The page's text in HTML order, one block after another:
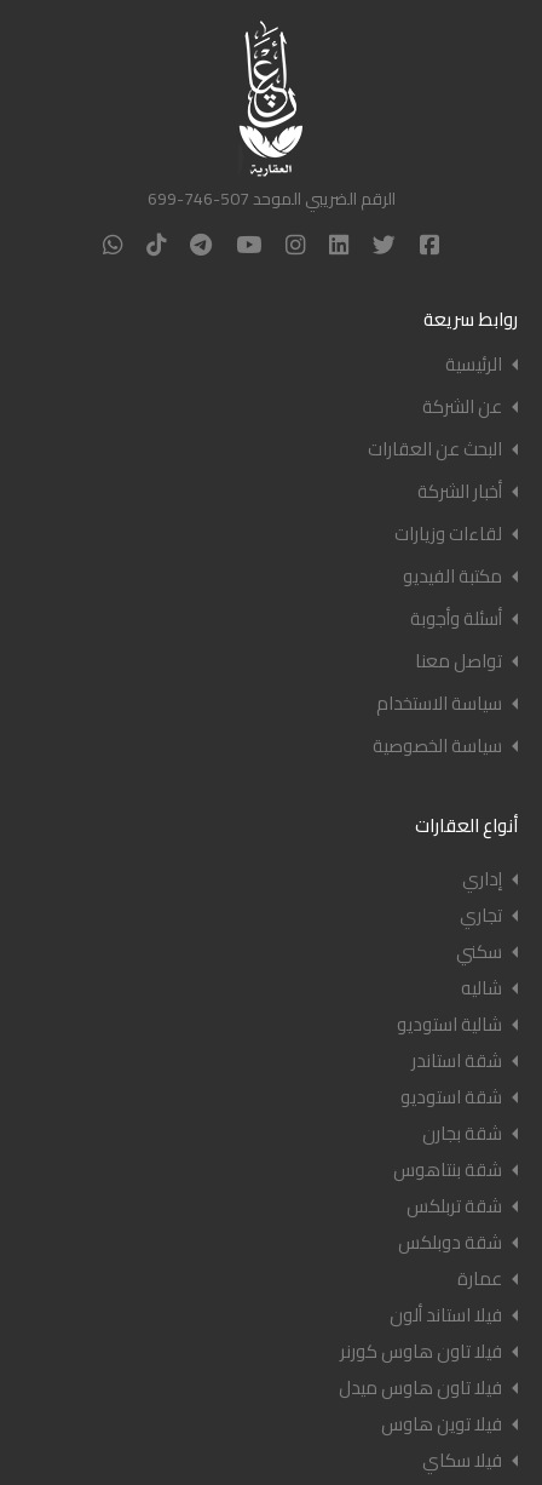
الرقم الضريبي الموحد 507-746-699
روابط سريعة
الرئيسية
عن الشركة
البحث عن العقارات
أخبار الشركة
لقاءات وزيارات
مكتبة الفيديو
أسئلة وأجوبة
تواصل معنا
سياسة الاستخدام
سياسة الخصوصية
أنواع العقارات
إداري
تجاري
سكني
شاليه
شالية استوديو
شقة استاندر
شقة استوديو
شقة بجارن
شقة بنتاهوس
شقة تربلكس
شقة دوبلكس
عمارة
فيلا استاند ألون
فيلا تاون هاوس كورنر
فيلا تاون هاوس ميدل
فيلا توين هاوس
فيلا سكاي